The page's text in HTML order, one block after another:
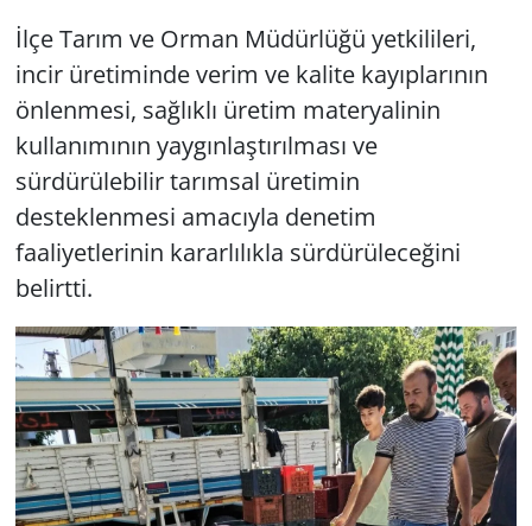
İlçe Tarım ve Orman Müdürlüğü yetkilileri,
incir üretiminde verim ve kalite kayıplarının
önlenmesi, sağlıklı üretim materyalinin
kullanımının yaygınlaştırılması ve
sürdürülebilir tarımsal üretimin
desteklenmesi amacıyla denetim
faaliyetlerinin kararlılıkla sürdürüleceğini
belirtti.